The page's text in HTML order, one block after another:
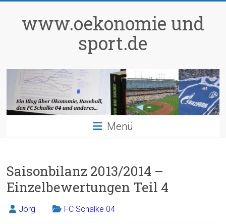
springenwww.oekonomie und
sport.de
Menü
Saisonbilanz 2013/2014 –
Einzelbewertungen Teil 4
Jörg FC Schalke 04